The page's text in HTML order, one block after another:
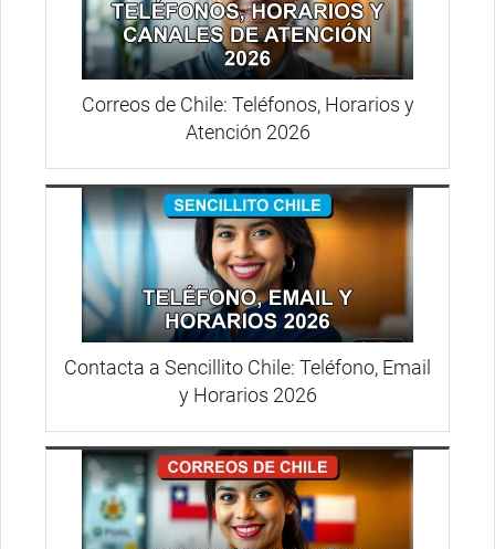
Correos de Chile: Teléfonos, Horarios y
Atención 2026
Contacta a Sencillito Chile: Teléfono, Email
y Horarios 2026